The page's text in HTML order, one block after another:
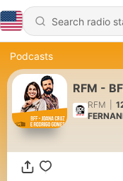
Podcasts
RFM -
RFM